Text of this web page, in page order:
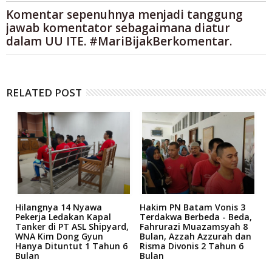
Komentar sepenuhnya menjadi tanggung
jawab komentator sebagaimana diatur
dalam UU ITE. #MariBijakBerkomentar.
RELATED POST
Hilangnya 14 Nyawa
Pekerja Ledakan Kapal
Tanker di PT ASL Shipyard,
WNA Kim Dong Gyun
Hanya Dituntut 1 Tahun 6
Bulan
Hakim PN Batam Vonis 3
Terdakwa Berbeda - Beda,
Fahrurazi Muazamsyah 8
Bulan, Azzah Azzurah dan
Risma Divonis 2 Tahun 6
Bulan